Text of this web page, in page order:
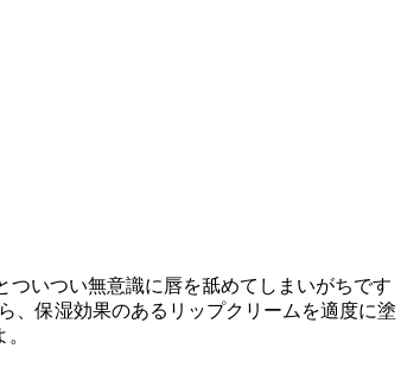
いつい無意識に唇を舐めてしまいがちです
、保湿効果のあるリップクリームを適度に塗